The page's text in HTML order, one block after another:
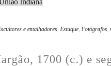
e entalhadores Estuque Fotógrafos
1700 (c.) e